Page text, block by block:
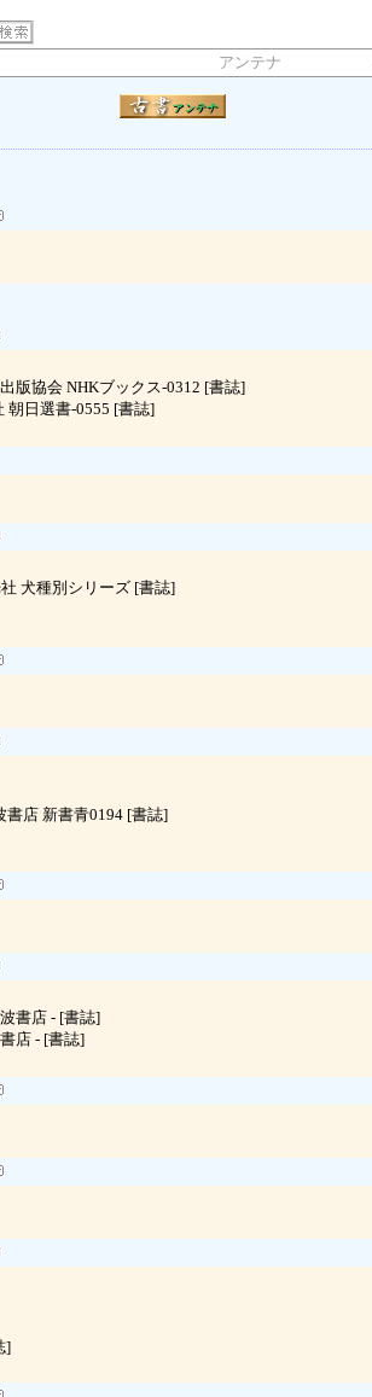
アンテナ
版協会 NHKブックス-0312 [書誌]
朝日選書-0555 [書誌]
犬種別シリーズ [書誌]
書店 新書青0194 [書誌]
書店 - [書誌]
店 - [書誌]
]